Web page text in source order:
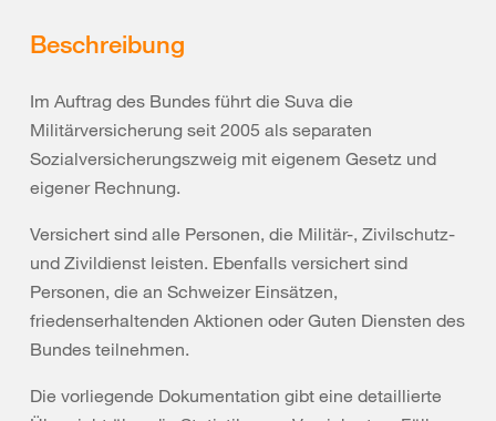
Beschreibung
Im Auftrag des Bundes führt die Suva die
Militärversicherung seit 2005 als separaten
Sozialversicherungszweig mit eigenem Gesetz und
eigener Rechnung.
Versichert sind alle Personen, die Militär-, Zivilschutz-
und Zivildienst leisten. Ebenfalls versichert sind
Personen, die an Schweizer Einsätzen,
friedenserhaltenden Aktionen oder Guten Diensten des
Bundes teilnehmen.
Die vorliegende Dokumentation gibt eine detaillierte